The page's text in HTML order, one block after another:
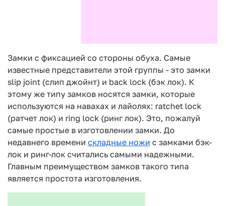
Замки с фиксацией со стороны обуха. Самые
известные представители этой группы - это замки
slip joint (слип джойнт) и back lock (бэк лок). К
этому же типу замков носятся замки, которые
используются на навахах и лайолях: ratchet lock
(ратчет лок) и ring lock (ринг лок). Это, пожалуй
самые простые в изготовлении замки. До
недавнего времени складные ножи с замками бэк-
лок и ринг-лок считались самыми надежными.
Главным преимуществом замков такого типа
является простота изготовления.